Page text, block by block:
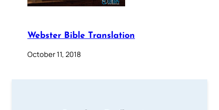
Webster Bible Translation
October 11, 2018